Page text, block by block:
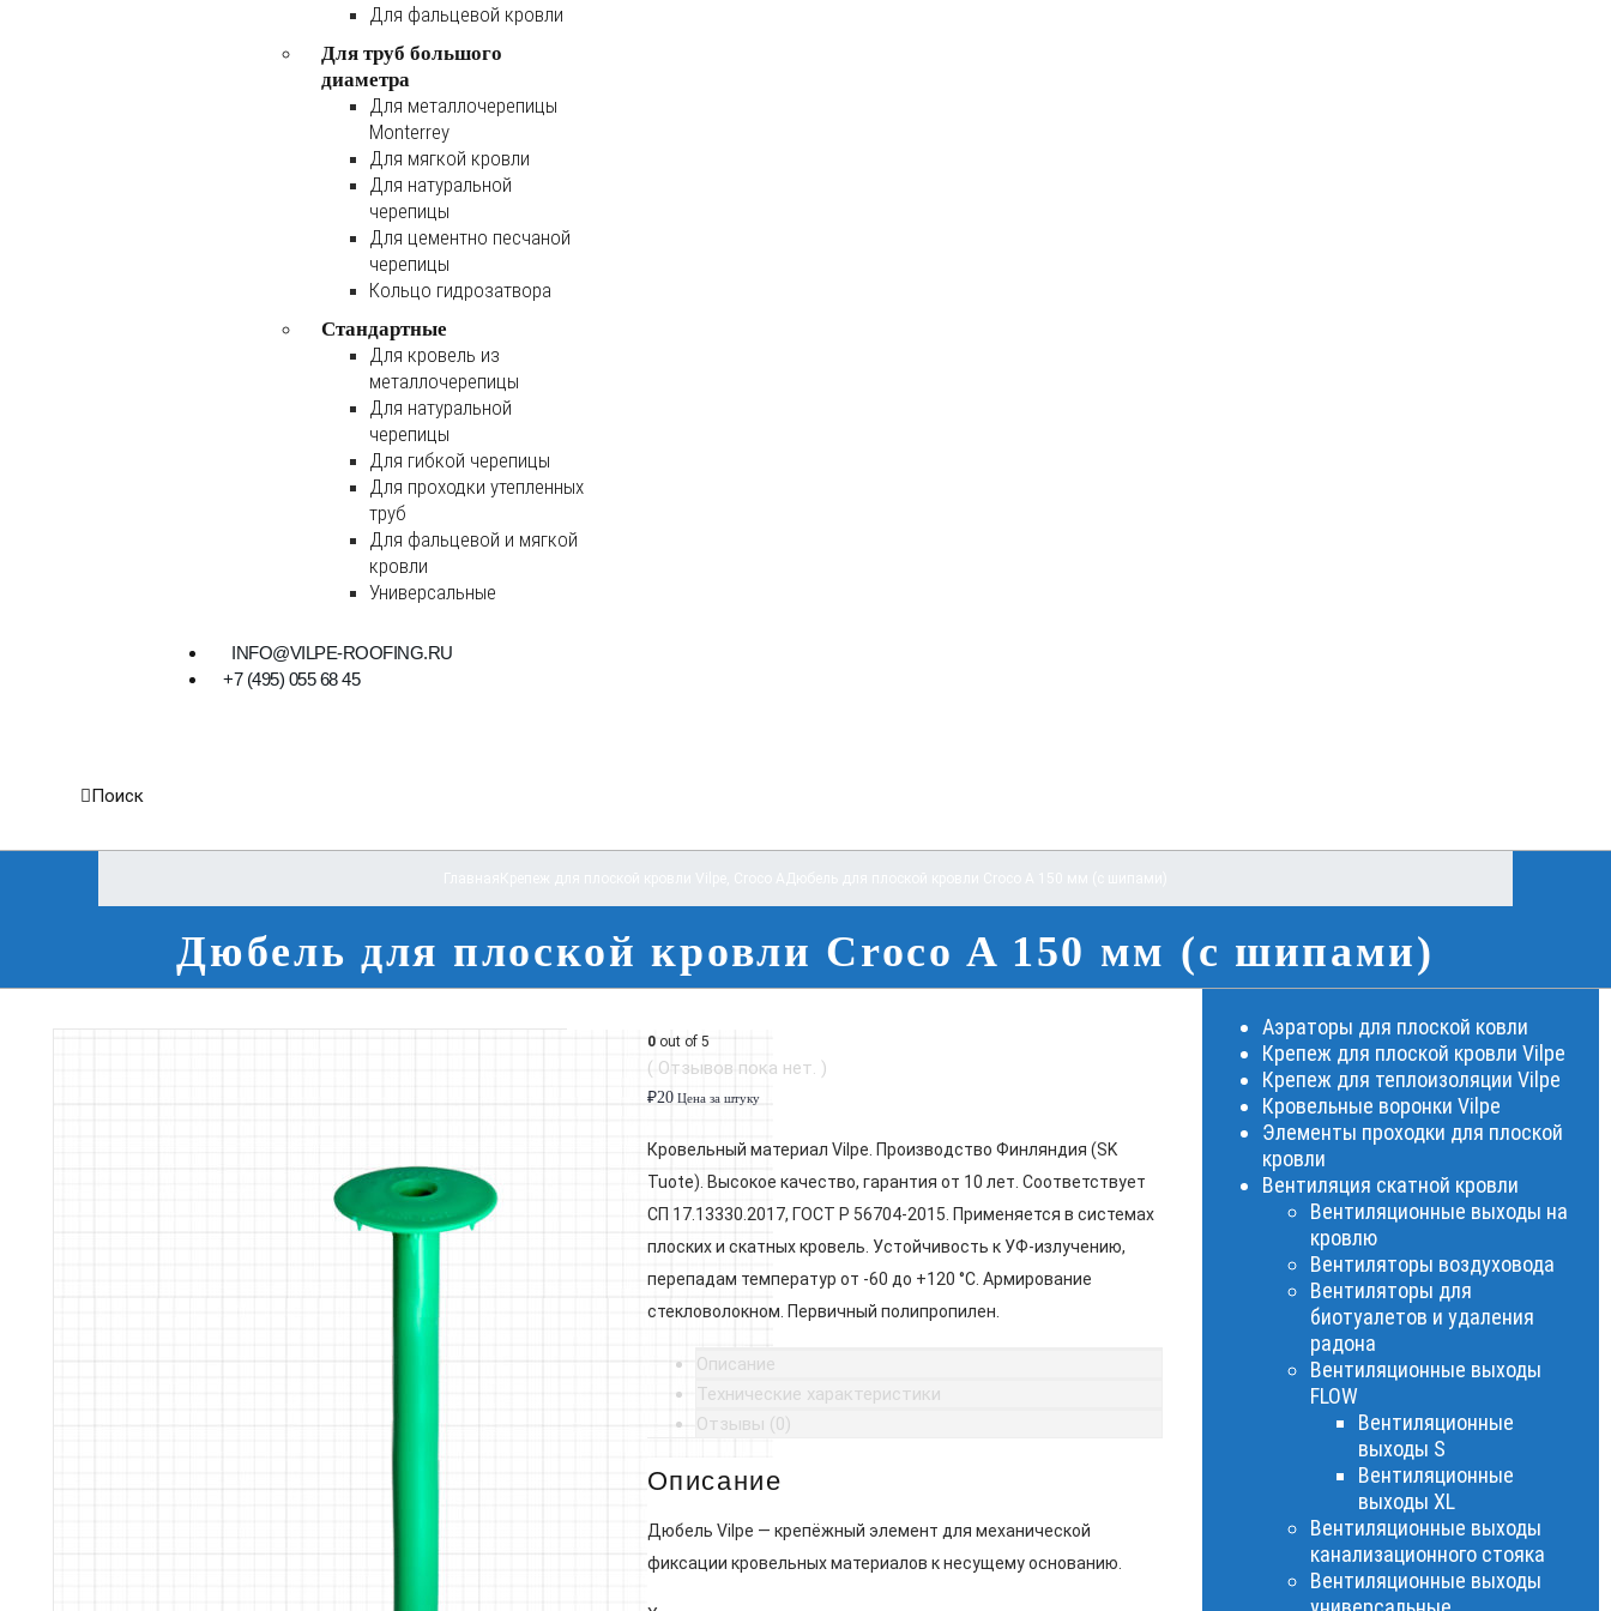
Для фальцевой кровли
Для труб большого
диаметра
Для металлочерепицы
Monterrey
Для мягкой кровли
Для натуральной
черепицы
Для цементно песчаной
черепицы
Кольцо гидрозатвора
Стандартные
Для кровель из
металлочерепицы
Для натуральной
черепицы
Для гибкой черепицы
Для проходки утепленных
труб
Для фальцевой и мягкой
кровли
Универсальные
INFO@VILPE-ROOFING.RU
+7 (495) 055 68 45
Поиск
Дюбель для плоской кровли Croco A 150 мм (с шипами)
0out of 5
( Отзывов пока нет. )
₽20Цена за штуку
Кровельный материал Vilpe. Производство Финляндия (SK
Tuote). Высокое качество, гарантия от 10 лет. Соответствует
СП 17.13330.2017, ГОСТ Р 56704-2015. Применяется в системах
плоских и скатных кровель. Устойчивость к УФ-излучению,
перепадам температур от -60 до +120 °C. Армирование
стекловолокном. Первичный полипропилен.
Описание
Технические характеристики
Отзывы (0)
Описание
Дюбель Vilpe — крепёжный элемент для механической
фиксации кровельных материалов к несущему основанию.
Аэраторы для плоской ковли
Крепеж для плоской кровли Vilpe
Крепеж для теплоизоляции Vilpe
Кровельные воронки Vilpe
Элементы проходки для плоской
кровли
Вентиляция скатной кровли
Вентиляционные выходы на
кровлю
Вентиляторы воздуховода
Вентиляторы для
биотуалетов и удаления
радона
Вентиляционные выходы
FLOW
Вентиляционные
выходы S
Вентиляционные
выходы XL
Вентиляционные выходы
канализационного стояка
Вентиляционные выходы